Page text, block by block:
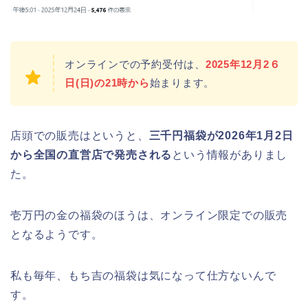
オンラインでの予約受付は、 2025年12月2６
日(日)の21時から始まります。
店頭での販売はというと、 三千円福袋が2026年1月2日
から全国の直営店で発売される という情報がありまし
た。
壱万円の金の福袋のほうは、オンライン限定での販売
となるようです。
私も毎年、もち吉の福袋は気になって仕方ないんで
す。